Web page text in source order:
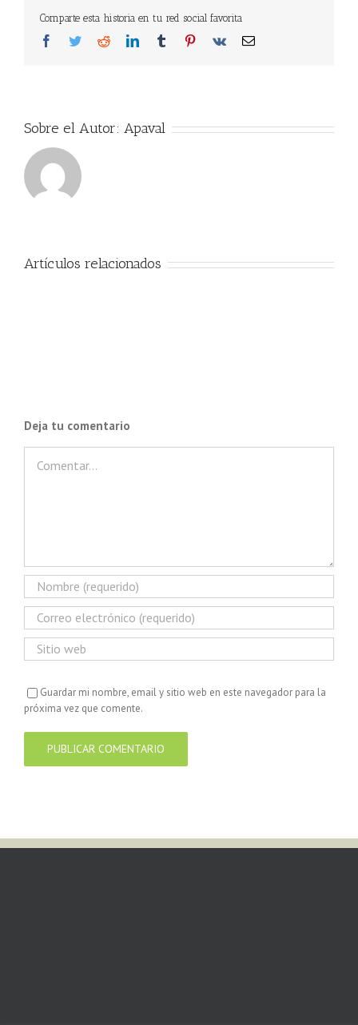
Comparte esta historia en tu red social favorita
Facebook
TwitterRedditLinkedInTumblr Pinterest
Vk
Correo
Sobre el Autor: Apaval
Artículos relacionados
Deja tu comentario
Guardar mi nombre, email y sitio web en este navegador para la
próxima vez que comente.